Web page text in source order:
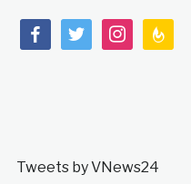
facebooktwitterinstagram
Tweets by VNews24